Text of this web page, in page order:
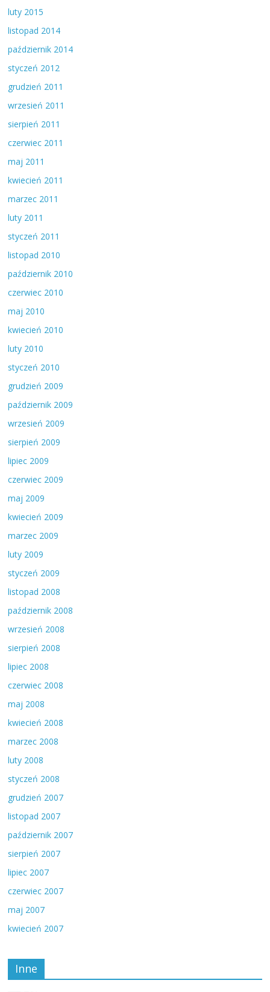
luty 2015
listopad 2014
październik 2014
styczeń 2012
grudzień 2011
wrzesień 2011
sierpień 2011
czerwiec 2011
maj 2011
kwiecień 2011
marzec 2011
luty 2011
styczeń 2011
listopad 2010
październik 2010
czerwiec 2010
maj 2010
kwiecień 2010
luty 2010
styczeń 2010
grudzień 2009
październik 2009
wrzesień 2009
sierpień 2009
lipiec 2009
czerwiec 2009
maj 2009
kwiecień 2009
marzec 2009
luty 2009
styczeń 2009
listopad 2008
październik 2008
wrzesień 2008
sierpień 2008
lipiec 2008
czerwiec 2008
maj 2008
kwiecień 2008
marzec 2008
luty 2008
styczeń 2008
grudzień 2007
listopad 2007
październik 2007
sierpień 2007
lipiec 2007
czerwiec 2007
maj 2007
kwiecień 2007
Inne